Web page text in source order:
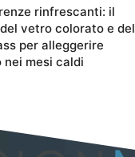
rinfrescanti: il
vetro colorato e del
per alleggerire
nei mesi caldi